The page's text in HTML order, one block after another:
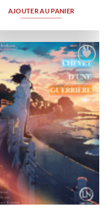
AJOUTER AU PANIER
Ajouter
à la
wishlist